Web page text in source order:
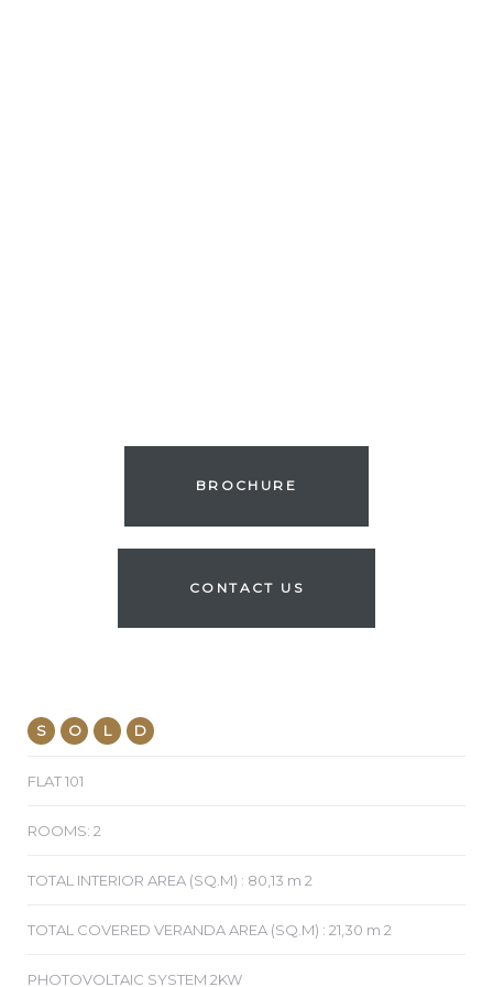
BROCHURE
CONTACT US
S O L D
FLAT 101
ROOMS: 2
TOTAL INTERIOR AREA (SQ.M) : 80,13 m 2
TOTAL COVERED VERANDA AREA (SQ.M) : 21,30 m 2
PHOTOVOLTAIC SYSTEM 2KW